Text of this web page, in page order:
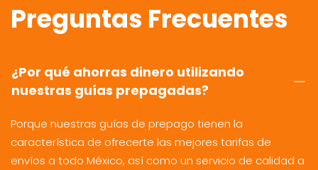
Preguntas Frecuentes
¿Por qué ahorras dinero utilizando
nuestras guías prepagadas?
Porque nuestras guías de prepago tienen la
característica de ofrecerte las mejores tarifas de
envíos a todo México, así como un servicio de calidad a